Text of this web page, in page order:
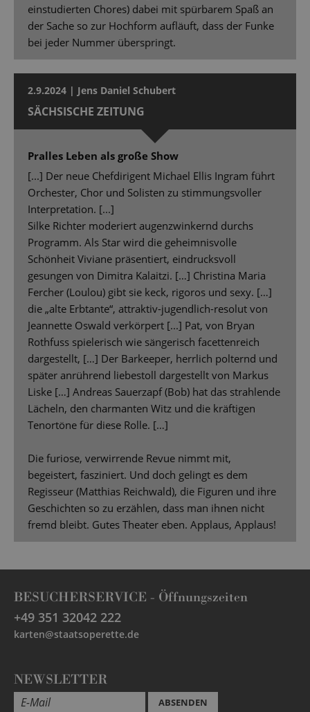
einstudierten Chores) dabei mit spürbarem Spaß an
der Sache so zur Hochform aufläuft, dass der Funke
bei jeder Nummer überspringt.
2.9.2024 | Jens Daniel Schubert
SÄCHSISCHE ZEITUNG
Pralles Leben als große Show
[...] Der neue Chefdirigent Michael Ellis Ingram führt
Orchester, Chor und Solisten zu stimmungsvoller
Interpretation. [...]
Silke Richter moderiert augenzwinkernd durchs
Programm. Als Star wird die geheimnisvolle
Schönheit Viviane präsentiert, eindrucksvoll
gesungen von Dimitra Kalaitzi. […] Christina Maria
Fercher (Loulou) gibt sie keck, rigoros und sexy. […]
die „alte Erbtante“, attraktiv-jugendlich-resolut von
Jeannette Oswald verkörpert [...] Pat, von Bryan
Rothfuss spielerisch wie sängerisch facettenreich
dargestellt, […] Der Barkeeper, herrlich polternd und
später anrührend liebestoll dargestellt von Markus
Liske […] Andreas Sauerzapf (Bob) hat das strahlende
Lächeln, den charmanten Witz und die kräftigen
Tenortöne für diese Rolle. […]
Die furiose, verwirrende Revue nimmt mit,
begeistert, fasziniert. Und doch gelingt es dem
Regisseur (Matthias Reichwald), die Figuren und ihre
Geschichten so zu erzählen, dass man ihnen nicht
fremd bleibt. Gutes Theater eben. Applaus, Applaus!
BESUCHERSERVICE - Öffnungszeiten
+49 351 32042 222
karten@staatsoperette.de
NEWSLETTER
ABSENDEN